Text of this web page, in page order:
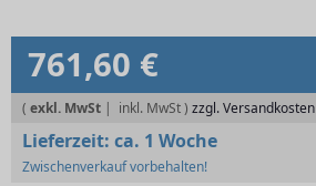
761,60 €
( exkl. MwSt | zzgl. Versandkosten
Lieferzeit: ca. 1 Woche
Zwischenverkauf vorbehalten!